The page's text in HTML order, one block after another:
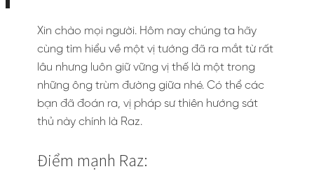
Xin chào mọi người. Hôm nay chúng ta hãy
cùng tìm hiểu về một vị tướng đã ra mắt từ rất
lâu nhưng luôn giữ vững vị thế là một trong
những ông trùm đường giữa nhé. Có thể các
bạn đã đoán ra, vị pháp sư thiên hướng sát
thủ này chính là Raz.
Điểm mạnh Raz: